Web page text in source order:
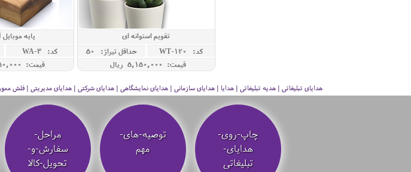
تقویم استوانه ای
کد: WT-120
حداقل تيراژ: 50
قیمت: 5,150,000 ريال
پایه
کد: WA-3
قیمت: 3,150,000 ريال
هدایای تبلیغاتی | هدیه تبلیغاتی | هدایا | هدایای سازمانی | هدایای نمایشگاهی | هدایای شرکتی | هدایای مدیریتی |
چاپ-روی-
هدایای-
تبلیغاتی
توصیه‌-های-
مهم
مراحل-
سفارش-و-
تحویل-کالا